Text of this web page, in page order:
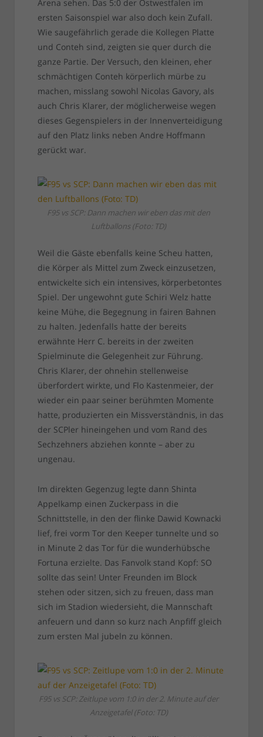
Arena sehen. Das 5:0 der Ostwestfalen im
ersten Saisonspiel war also doch kein Zufall.
Wie saugefährlich gerade die Kollegen Platte
und Conteh sind, zeigten sie quer durch die
ganze Partie. Der Versuch, den kleinen, eher
schmächtigen Conteh körperlich mürbe zu
machen, misslang sowohl Nicolas Gavory, als
auch Chris Klarer, der möglicherweise wegen
dieses Gegenspielers in der Innenverteidigung
auf den Platz links neben Andre Hoffmann
gerückt war.
F95 vs SCP: Dann machen wir eben das mit den
Luftballons (Foto: TD)
Weil die Gäste ebenfalls keine Scheu hatten,
die Körper als Mittel zum Zweck einzusetzen,
entwickelte sich ein intensives, körperbetontes
Spiel. Der ungewohnt gute Schiri Welz hatte
keine Mühe, die Begegnung in fairen Bahnen
zu halten. Jedenfalls hatte der bereits
erwähnte Herr C. bereits in der zweiten
Spielminute die Gelegenheit zur Führung.
Chris Klarer, der ohnehin stellenweise
überfordert wirkte, und Flo Kastenmeier, der
wieder ein paar seiner berühmten Momente
hatte, produzierten ein Missverständnis, in das
der SCPler hineingehen und vom Rand des
Sechzehners abziehen konnte – aber zu
ungenau.
Im direkten Gegenzug legte dann Shinta
Appelkamp einen Zuckerpass in die
Schnittstelle, in den der flinke Dawid Kownacki
lief, frei vorm Tor den Keeper tunnelte und so
in Minute 2 das Tor für die wunderhübsche
Fortuna erzielte. Das Fanvolk stand Kopf: SO
sollte das sein! Unter Freunden im Block
stehen oder sitzen, sich zu freuen, dass man
sich im Stadion wiedersieht, die Mannschaft
anfeuern und dann so kurz nach Anpfiff gleich
zum ersten Mal jubeln zu können.
F95 vs SCP: Zeitlupe vom 1:0 in der 2. Minute auf der
Anzeigetafel (Foto: TD)